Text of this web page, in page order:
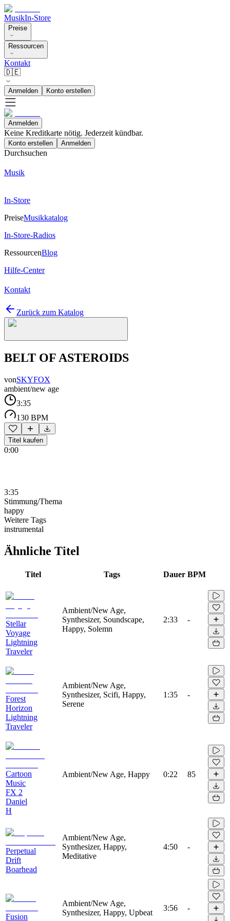
MusikIn-Store
Preise
Ressourcen
Kontakt
🇩🇪
Anmelden Konto erstellen
Anmelden
Keine Kreditkarte nötig. Jederzeit kündbar.
Konto erstellen Anmelden
Durchsuchen
Musik
In-Store
PreiseMusikkatalog
In-Store-Radios
RessourcenBlog
Hilfe-Center
Kontakt
Zurück zum Katalog
BELT OF ASTEROIDS
vonSKYFOX
ambient/new age
3:35
130 BPM
Titel kaufen
0:00
3:35
Stimmung/Thema
happy
Weitere Tags
instrumental
Ähnliche Titel
Titel Tags Dauer BPM
Stellar
Voyage
Lightning
Traveler
Ambient/New Age,
Synthesizer, Soundscape,
Happy, Solemn
2:33 -
Forest
Horizon
Lightning
Traveler
Ambient/New Age,
Synthesizer, Scifi, Happy,
Serene
1:35 -
Cartoon
Music
FX 2
Daniel
H
Ambient/New Age, Happy 0:22 85
Perpetual
Drift
Boarhead
Ambient/New Age,
Synthesizer, Happy,
Meditative
4:50 -
Fusion
Ambient/New Age,
Synthesizer, Happy, Upbeat
3:56 -